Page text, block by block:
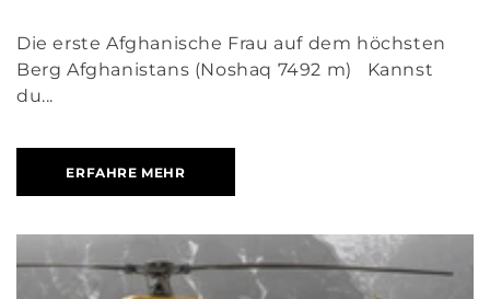
Die erste Afghanische Frau auf dem höchsten
Berg Afghanistans (Noshaq 7492 m) Kannst
du...
ERFAHRE MEHR